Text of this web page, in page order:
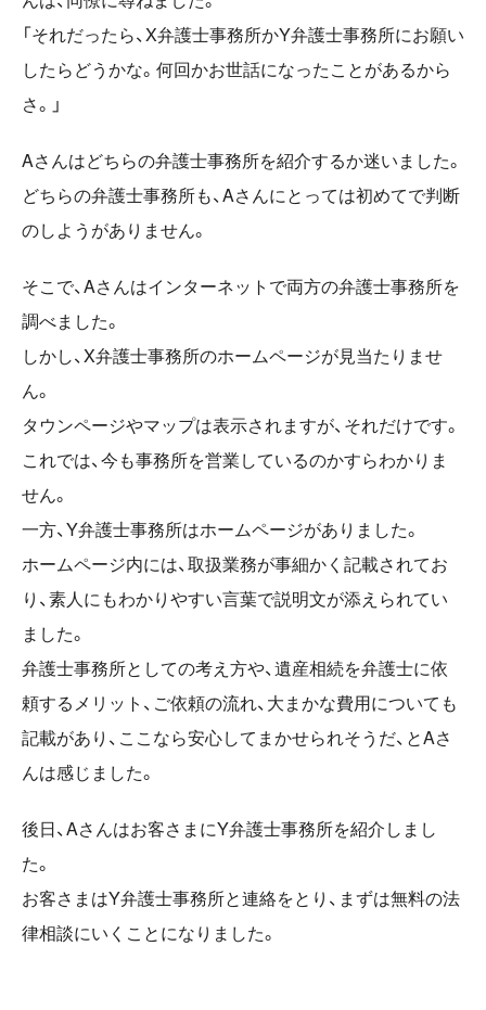
「それだったら、X弁護士事務所かY弁護士事務所にお願い
したらどうかな。何回かお世話になったことがあるから
さ。」
Aさんはどちらの弁護士事務所を紹介するか迷いました。
どちらの弁護士事務所も、Aさんにとっては初めてで判断
のしようがありません。
そこで、Aさんはインターネットで両方の弁護士事務所を
調べました。
しかし、X弁護士事務所のホームページが見当たりませ
ん。
タウンページやマップは表示されますが、それだけです。
これでは、今も事務所を営業しているのかすらわかりま
せん。
一方、Y弁護士事務所はホームページがありました。
ホームページ内には、取扱業務が事細かく記載されてお
り、素人にもわかりやすい言葉で説明文が添えられてい
ました。
弁護士事務所としての考え方や、遺産相続を弁護士に依
頼するメリット、ご依頼の流れ、大まかな費用についても
記載があり、ここなら安心してまかせられそうだ、とAさ
んは感じました。
後日、Aさんはお客さまにY弁護士事務所を紹介しまし
た。
お客さまはY弁護士事務所と連絡をとり、まずは無料の法
律相談にいくことになりました。